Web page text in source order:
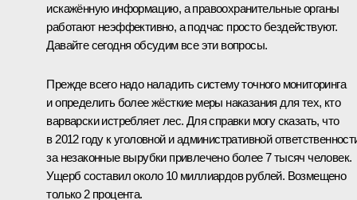
искажённую информацию, а правоохранительные органы
работают неэффективно, а подчас просто бездействуют.
Давайте сегодня обсудим все эти вопросы.
Прежде всего надо наладить систему точного мониторинга
и определить более жёсткие меры наказания для тех, кто
варварски истребляет лес. Для справки могу сказать, что
в 2012 году к уголовной и административной
за незаконные вырубки привлечено более 7 тысяч человек.
Ущерб составил около 10 миллиардов рублей. Возмещено
только 2 процента.